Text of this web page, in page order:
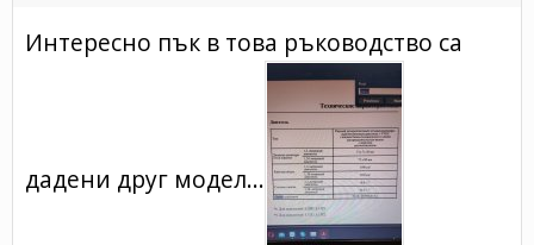
Интересно пък в това ръководство са
дадени друг модел...